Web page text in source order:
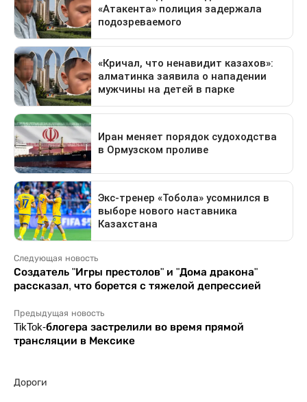
Следующая новость
Создатель "Игры престолов" и "Дома дракона"
рассказал, что борется с тяжелой депрессией
Предыдущая новость
TikTok-блогера застрелили во время прямой
трансляции в Мексике
Дороги